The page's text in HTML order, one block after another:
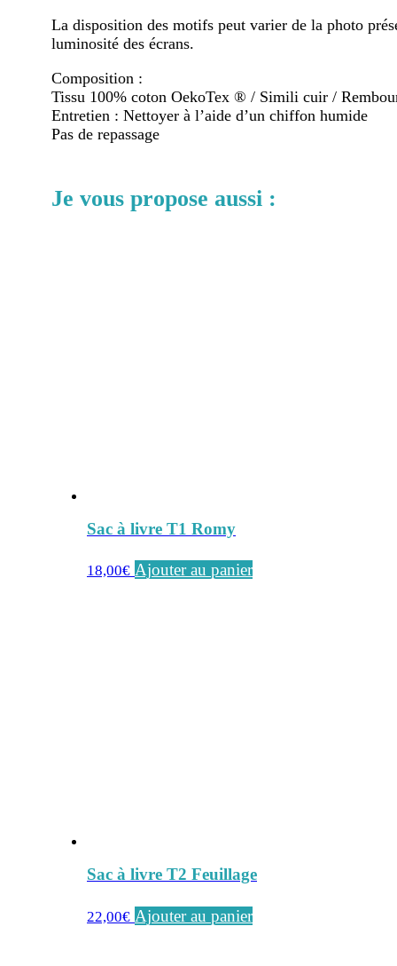
La disposition des motifs peut varier de la photo
luminosité des écrans.
Composition :
Tissu 100% coton OekoTex ® / Simili cuir /
Entretien : Nettoyer à l’aide d’un chiffon humide
Pas de repassage
Je vous propose aussi :
Sac à livre T1 Romy
18,00€ Ajouter au panier
Sac à livre T2 Feuillage
22,00€ Ajouter au panier